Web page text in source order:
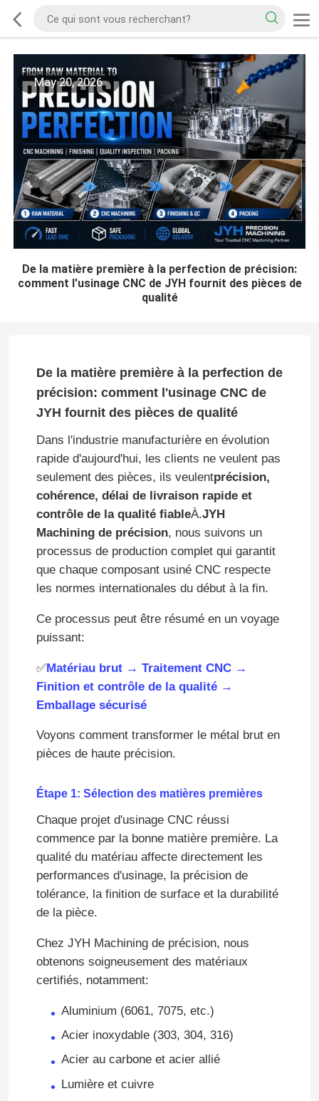
May 20, 2026
De la matière première à la perfection de précision:
comment l'usinage CNC de JYH fournit des pièces de
qualité
De la matière première à la perfection de
précision: comment l'usinage CNC de
JYH fournit des pièces de qualité
Dans l'industrie manufacturière en évolution
rapide d'aujourd'hui, les clients ne veulent pas
seulement des pièces, ils veulentprécision,
cohérence, délai de livraison rapide et
contrôle de la qualité fiableÀ.JYH
Machining de précision, nous suivons un
processus de production complet qui garantit
que chaque composant usiné CNC respecte
les normes internationales du début à la fin.
Ce processus peut être résumé en un voyage
puissant:
✅Matériau brut → Traitement CNC →
Finition et contrôle de la qualité →
Emballage sécurisé
Voyons comment transformer le métal brut en
pièces de haute précision.
Étape 1: Sélection des matières premières
Chaque projet d'usinage CNC réussi
commence par la bonne matière première. La
qualité du matériau affecte directement les
performances d'usinage, la précision de
tolérance, la finition de surface et la durabilité
de la pièce.
Chez JYH Machining de précision, nous
obtenons soigneusement des matériaux
certifiés, notamment:
Aluminium (6061, 7075, etc.)
Acier inoxydable (303, 304, 316)
Acier au carbone et acier allié
Lumière et cuivre